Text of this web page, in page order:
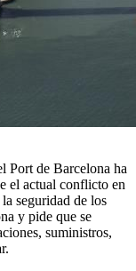
Port de Barcelona ha
el actual conflicto en
seguridad de los
y pide que se
suministros,